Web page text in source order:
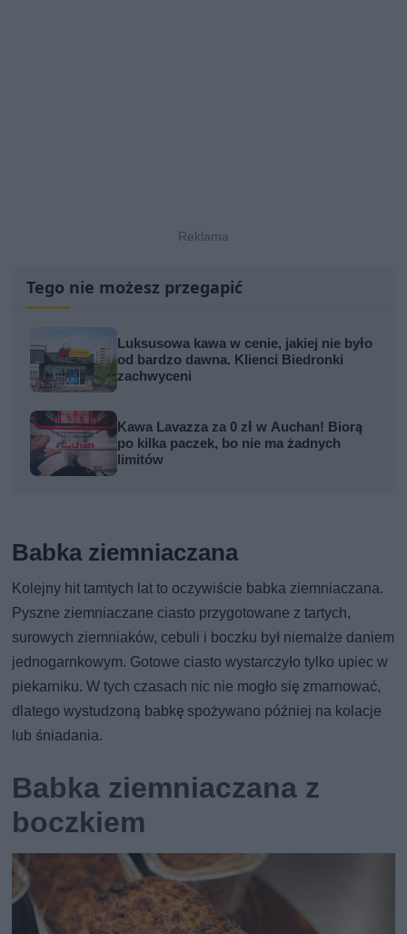
Tego nie możesz przegapić
Luksusowa kawa w cenie, jakiej nie było
od bardzo dawna. Klienci Biedronki
zachwyceni
Kawa Lavazza za 0 zł w Auchan! Biorą
po kilka paczek, bo nie ma żadnych
limitów
Babka ziemniaczana
Kolejny hit tamtych lat to oczywiście babka ziemniaczana.
Pyszne ziemniaczane ciasto przygotowane z tartych,
surowych ziemniaków, cebuli i boczku był niemalże daniem
jednogarnkowym. Gotowe ciasto wystarczyło tylko upiec w
piekarniku. W tych czasach nic nie mogło się zmarnować,
dlatego wystudzoną babkę spożywano później na kolacje
lub śniadania.
Babka ziemniaczana z
boczkiem